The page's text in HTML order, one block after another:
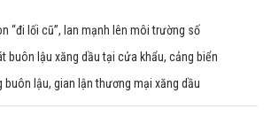
“đi lối cũ”, lan mạnh lên môi trường số
buôn lậu xăng dầu tại cửa khẩu, cảng biển
buôn lậu, gian lận thương mại xăng dầu